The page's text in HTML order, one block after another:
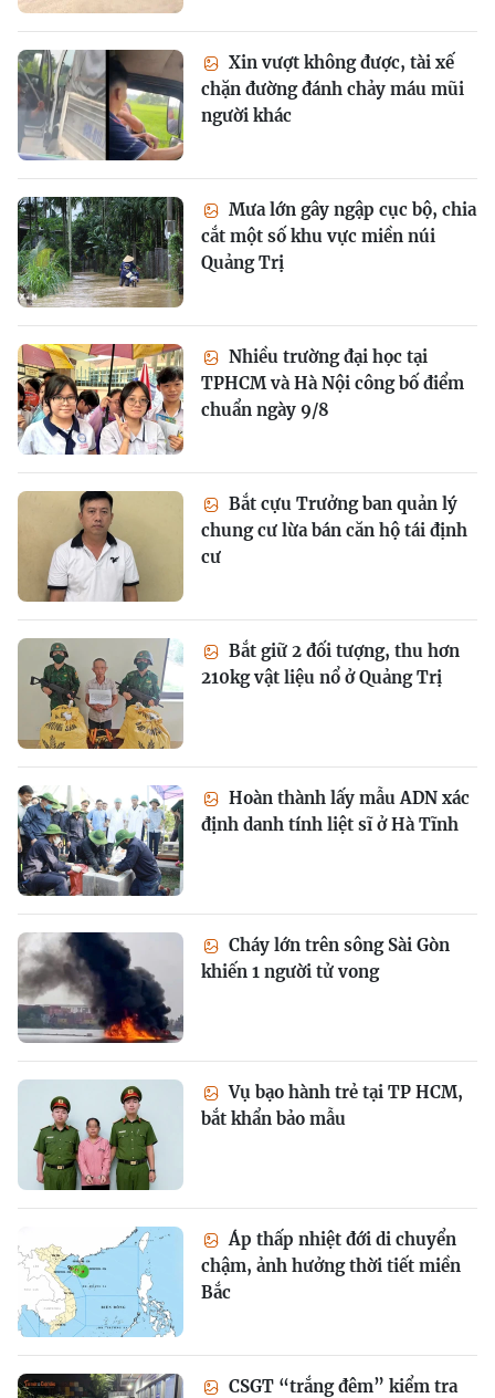
Xin vượt không được, tài xế
chặn đường đánh chảy máu mũi
người khác
Mưa lớn gây ngập cục bộ, chia
cắt một số khu vực miền núi
Quảng Trị
Nhiều trường đại học tại
TPHCM và Hà Nội công bố điểm
chuẩn ngày 9/8
Bắt cựu Trưởng ban quản lý
chung cư lừa bán căn hộ tái định
cư
Bắt giữ 2 đối tượng, thu hơn
210kg vật liệu nổ ở Quảng Trị
Hoàn thành lấy mẫu ADN xác
định danh tính liệt sĩ ở Hà Tĩnh
Cháy lớn trên sông Sài Gòn
khiến 1 người tử vong
Vụ bạo hành trẻ tại TP HCM,
bắt khẩn bảo mẫu
Áp thấp nhiệt đới di chuyển
chậm, ảnh hưởng thời tiết miền
Bắc
CSGT “trắng đêm” kiểm tra